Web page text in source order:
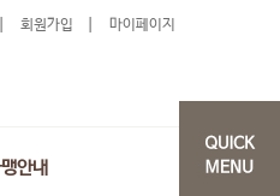
회원가입 마이페이지
안내